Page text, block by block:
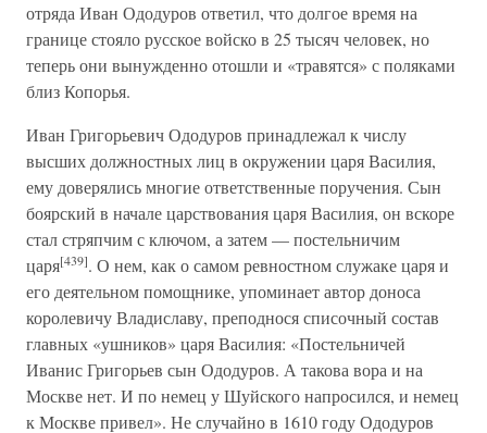
отряда Иван Ододуров ответил, что долгое время на
границе стояло русское войско в 25 тысяч человек, но
теперь они вынужденно отошли и «травятся» с поляками
близ Копорья.
Иван Григорьевич Ододуров принадлежал к числу
высших должностных лиц в окружении царя Василия,
ему доверялись многие ответственные поручения. Сын
боярский в начале царствования царя Василия, он вскоре
стал стряпчим с ключом, а затем — постельничим
царя[439]. О нем, как о самом ревностном служаке царя и
его деятельном помощнике, упоминает автор доноса
королевичу Владиславу, преподнося списочный состав
главных «ушников» царя Василия: «Постельничей
Иванис Григорьев сын Ододуров. А такова вора и на
Москве нет. И по немец у Шуйского напросился, и немец
к Москве привел». Не случайно в 1610 году Ододуров